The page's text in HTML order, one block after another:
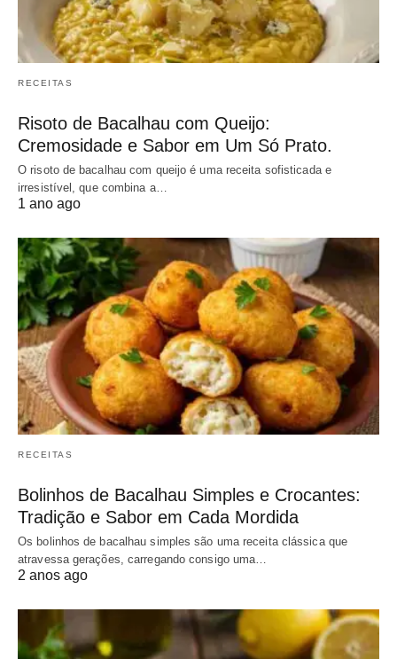
RECEITAS
Risoto de Bacalhau com Queijo:
Cremosidade e Sabor em Um Só Prato.
O risoto de bacalhau com queijo é uma receita sofisticada e
irresistível, que combina a…
1 ano ago
RECEITAS
Bolinhos de Bacalhau Simples e Crocantes:
Tradição e Sabor em Cada Mordida
Os bolinhos de bacalhau simples são uma receita clássica que
atravessa gerações, carregando consigo uma…
2 anos ago